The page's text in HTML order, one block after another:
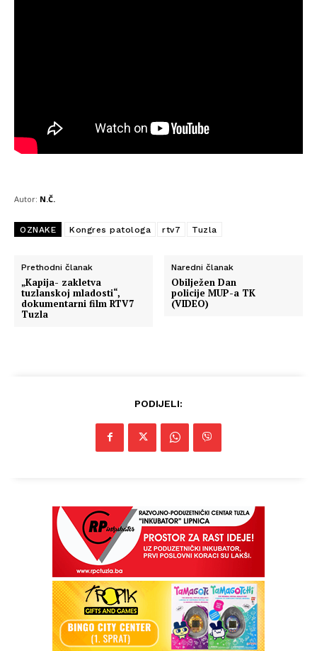
Autor: N.Č.
OZNAKE Kongres patologa rtv7 Tuzla
Prethodni članak
„Kapija- zakletva
tuzlanskoj mladosti“,
dokumentarni film RTV7
Tuzla
Naredni članak
Obilježen Dan
policije MUP-a TK
(VIDEO)
PODIJELI: